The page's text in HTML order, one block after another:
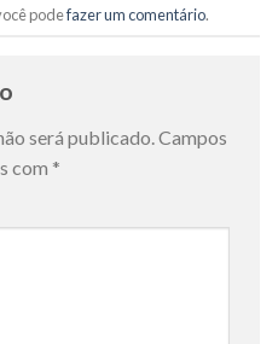
podefazer um comentário.
será publicado.Campos
com *